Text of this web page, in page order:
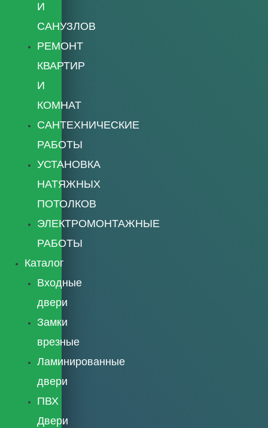
И
САНУЗЛОВ
РЕМОНТ
КВАРТИР
И
КОМНАТ
САНТЕХНИЧЕСКИЕ
РАБОТЫ
УСТАНОВКА
НАТЯЖНЫХ
ПОТОЛКОВ
ЭЛЕКТРОМОНТАЖНЫЕ
РАБОТЫ
Каталог
Входные
двери
Замки
врезные
Ламинированные
двери
ПВХ
Двери